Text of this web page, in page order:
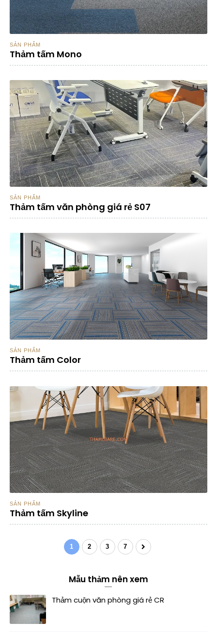
SẢN PHẨM
Thảm tấm Mono
SẢN PHẨM
Thảm tấm văn phòng giá rẻ S07
SẢN PHẨM
Thảm tấm Color
SẢN PHẨM
Thảm tấm Skyline
1 2 3 7
Mẫu thảm nên xem
Thảm cuộn văn phòng giá rẻ CR